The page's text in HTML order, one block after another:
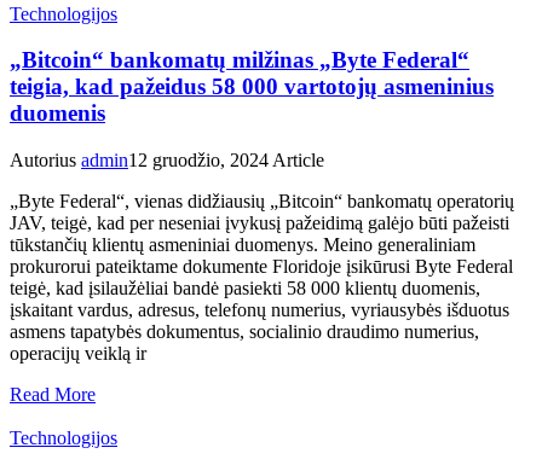
Technologijos
„Bitcoin“ bankomatų milžinas „Byte Federal“
teigia, kad pažeidus 58 000 vartotojų asmeninius
duomenis
Autorius admin12 gruodžio, 2024 Article
„Byte Federal“, vienas didžiausių „Bitcoin“ bankomatų operatorių
JAV, teigė, kad per neseniai įvykusį pažeidimą galėjo būti pažeisti
tūkstančių klientų asmeniniai duomenys. Meino generaliniam
prokurorui pateiktame dokumente Floridoje įsikūrusi Byte Federal
teigė, kad įsilaužėliai bandė pasiekti 58 000 klientų duomenis,
įskaitant vardus, adresus, telefonų numerius, vyriausybės išduotus
asmens tapatybės dokumentus, socialinio draudimo numerius,
operacijų veiklą ir
Read More
Technologijos